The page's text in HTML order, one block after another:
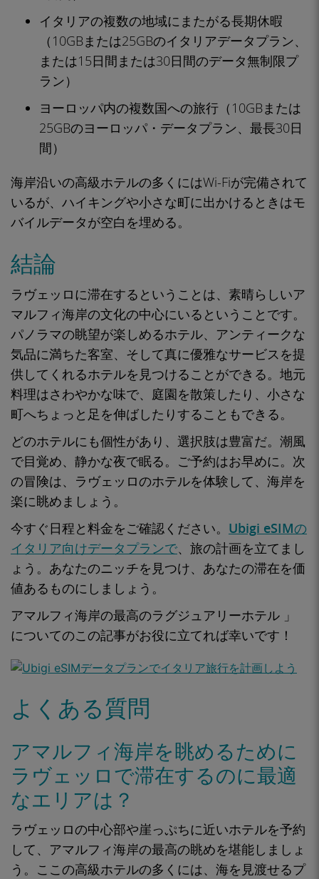
イタリアの複数の地域にまたがる長期休暇
（10GBまたは25GBのイタリアデータプラン、
または15日間または30日間のデータ無制限プ
ラン）
ヨーロッパ内の複数国への旅行（10GBまたは
25GBのヨーロッパ・データプラン、最長30日
間）
海岸沿いの高級ホテルの多くにはWi-Fiが完備されて
いるが、ハイキングや小さな町に出かけるときはモ
バイルデータが空白を埋める。
結論
ラヴェッロに滞在するということは、素晴らしいア
マルフィ海岸の文化の中心にいるということです。
パノラマの眺望が楽しめるホテル、アンティークな
気品に満ちた客室、そして真に優雅なサービスを提
供してくれるホテルを見つけることができる。地元
料理はさわやかな味で、庭園を散策したり、小さな
町へちょっと足を伸ばしたりすることもできる。
どのホテルにも個性があり、選択肢は豊富だ。潮風
で目覚め、静かな夜で眠る。ご予約はお早めに。次
の冒険は、ラヴェッロのホテルを体験して、海岸を
楽に眺めましょう。
今すぐ日程と料金をご確認ください。 Ubigi eSIMの
イタリア向けデータプランで、旅の計画を立てまし
ょう。あなたのニッチを見つけ、あなたの滞在を価
値あるものにしましょう。
アマルフィ海岸の最高のラグジュアリーホテル 」
についてのこの記事がお役に立てれば幸いです！
よくある質問
アマルフィ海岸を眺めるために
ラヴェッロで滞在するのに最適
なエリアは？
ラヴェッロの中心部や崖っぷちに近いホテルを予約
して、アマルフィ海岸の最高の眺めを堪能しましょ
う。ここの高級ホテルの多くには、海を見渡せるプ